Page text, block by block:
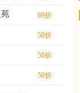
69折
50折
50折
50折